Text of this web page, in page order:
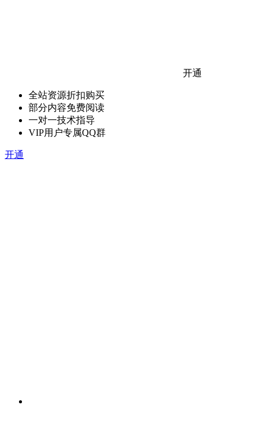
开通
全站资源折扣购买
部分内容免费阅读
一对一技术指导
VIP用户专属QQ群
开通